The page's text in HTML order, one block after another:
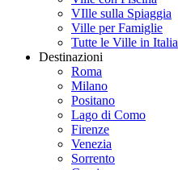
VIlle sulla Spiaggia
Ville per Famiglie
Tutte le Ville in Italia
Destinazioni
Roma
Milano
Positano
Lago di Como
Firenze
Venezia
Sorrento